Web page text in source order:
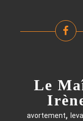
Le
avortement,